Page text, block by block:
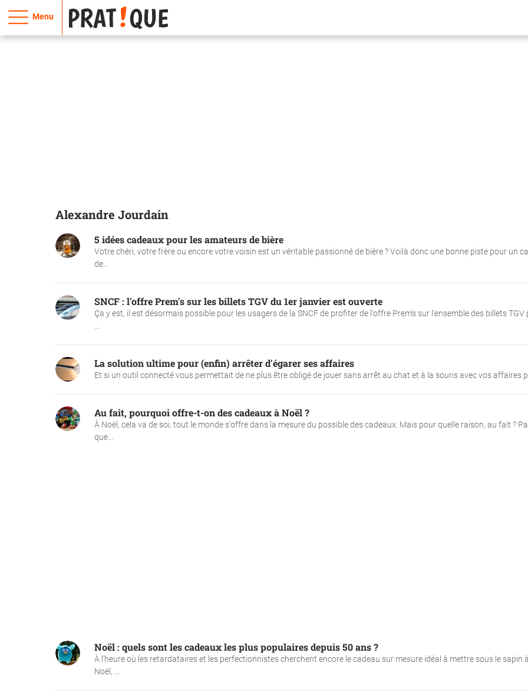
Menu
Alexandre Jourdain
5 idées cadeaux pour les amateurs de bière
Votre chéri, votre frère ou encore votre voisin est un véritable passionné de bière ? Voilà donc une bonne piste pour un
de...
SNCF : l'offre Prem's sur les billets TGV du 1er janvier est ouverte
Ça y est, il est désormais possible pour les usagers de la SNCF de profiter de l'offre Prem's sur l'ensemble des billets TGV
La solution ultime pour (enfin) arrêter d'égarer ses affaires
Et si un outil connecté vous permettait de ne plus être obligé de jouer sans arrêt au chat et à la souris avec vos affaires
Au fait, pourquoi offre-t-on des cadeaux à Noël ?
À Noël, cela va de soi, tout le monde s'offre dans la mesure du possible des cadeaux. Mais pour quelle raison, au fait ?
que...
Noël : quels sont les cadeaux les plus populaires depuis 50 ans ?
À l'heure où les retardataires et les perfectionnistes cherchent encore le cadeau sur mesure idéal à mettre sous le sapin à
Noël, ...